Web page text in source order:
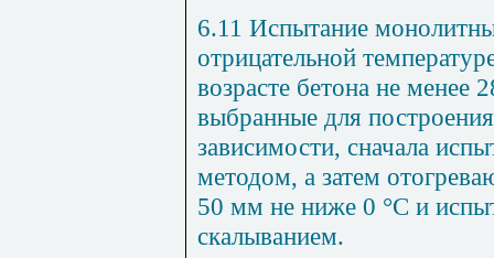
6.11 Испытание
отрицательной
возрасте бетона не менее
выбранные для
зависимости, сначала
методом, а затем
50 мм не ниже 0 °С и
скалыванием.